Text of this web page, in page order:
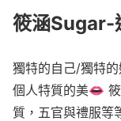
筱涵Sugar-
獨特的自己/獨特
個人特質的美👄
質，五官與禮服等